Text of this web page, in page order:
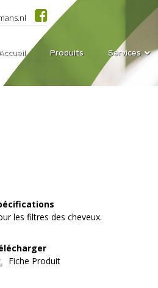
Accueil Produits Services
les filtres des cheveux.
Fiche Produit